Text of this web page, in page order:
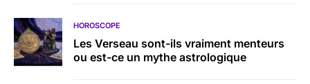
HOROSCOPE
Les Verseau sont-ils vraiment menteurs
ou est-ce un mythe astrologique